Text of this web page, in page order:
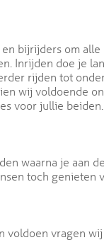
bijrijders om
Inrijden doe je
rijden tot
wij voldoende
voor jullie beiden.
waarna je aan
toch genieten
voldoen vragen